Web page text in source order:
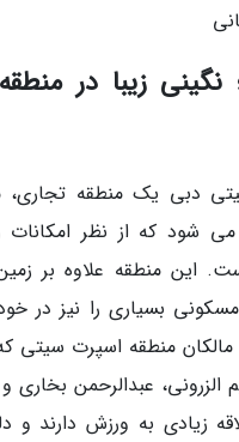
نگینی زیبا در
دبی یک منطقه
شود که از نظر امکانات
این منطقه علاوه بر
بسیاری را نیز در
منطقه اسپرت سیتی
الزرونی، عبدالرحمن بخاری
زیادی به ورزش دارند